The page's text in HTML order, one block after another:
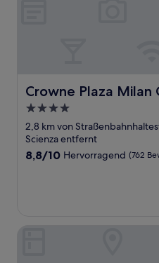
Crowne Plaza Milan
Crowne Plaza Milan City
4.0-
Sterne-
Unterkunft
2,8 km von
Scienza entfernt
8.8
8,8/10 Hervorragend (762
Grand Hotel Villa Torretta